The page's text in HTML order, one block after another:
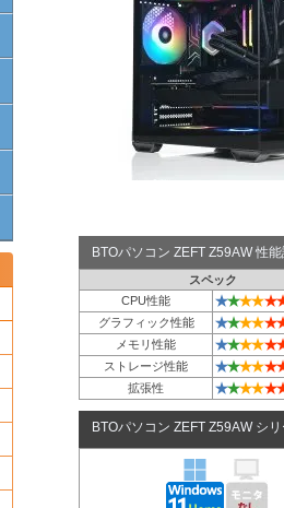
BTOパソコン ZEFT Z59AW 性
スペック
CPU性能
★★★★★
グラフィック性能 ★★★★★
メモリ性能 ★★★★★
ストレージ性能 ★★★★★
拡張性 ★★★★★
BTOパソコン ZEFT Z59AW シ